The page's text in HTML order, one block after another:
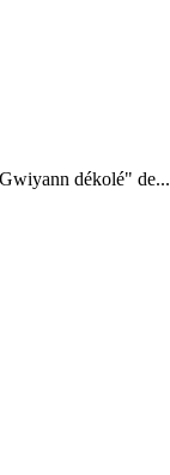
dékolé" de...